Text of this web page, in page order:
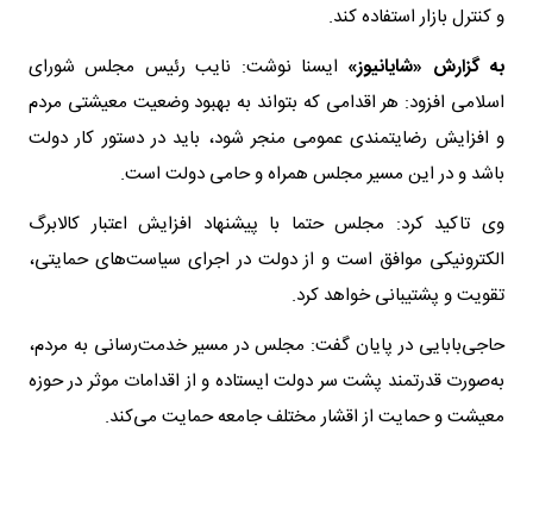
و کنترل بازار استفاده کند.
به گزارش «شایانیوز» ایسنا نوشت: نایب رئیس مجلس شورای
اسلامی افزود: هر اقدامی که بتواند به بهبود وضعیت معیشتی مردم
و افزایش رضایتمندی عمومی منجر شود، باید در دستور کار دولت
باشد و در این مسیر مجلس همراه و حامی دولت است.
وی تاکید کرد: مجلس حتما با پیشنهاد افزایش اعتبار کالابرگ
الکترونیکی موافق است و از دولت در اجرای سیاست‌های حمایتی،
تقویت و پشتیبانی خواهد کرد.
حاجی‌بابایی در پایان گفت: مجلس در مسیر خدمت‌رسانی به مردم،
به‌صورت قدرتمند پشت سر دولت ایستاده و از اقدامات موثر در حوزه
معیشت و حمایت از اقشار مختلف جامعه حمایت می‌کند.